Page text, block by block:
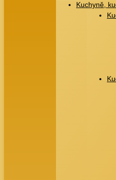
Kuchyně,